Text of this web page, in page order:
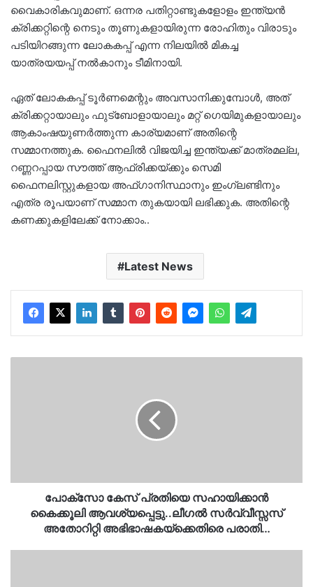
വൈകാരികവുമാണ്. ഒന്നര പതിറ്റാണ്ടുകളോളം ഇന്ത്യൻ
ക്രിക്കറ്റിന്റെ നെടും തൂണുകളായിരുന്ന രോഹിതും വിരാടും
പടിയിറങ്ങുന്ന ലോകകപ്പ് എന്ന നിലയിൽ മികച്ച
യാത്രയയപ്പ് നൽകാനും ടീമിനായി.
ഏത് ലോകകപ്പ് ടൂര്‍ണമെന്റും അവസാനിക്കുമ്പോള്‍, അത്
ക്രിക്കറ്റായാലും ഫുട്‍ബോളായാലും മറ്റ് ഗെയിമുകളായാലും
ആകാംഷയുണര്‍ത്തുന്ന കാര്യമാണ് അതിന്റെ
സമ്മാനത്തുക. ഫൈനലിൽ വിജയിച്ച ഇന്ത്യക്ക് മാത്രമല്ല,
റണ്ണറപ്പായ സൗത്ത് ആഫ്രിക്കയ്ക്കും സെമി
ഫൈനലിസ്റ്റുകളായ അഫ്‌ഗാനിസ്ഥാനും ഇംഗ്ലണ്ടിനും
എത്ര രൂപയാണ് സമ്മാന തുകയായി ലഭിക്കുക. അതിന്റെ
കണക്കുകളിലേക്ക് നോക്കാം..
Latest News
അഭിഭാഷകയ്‌ക്കെതിരെ
പരാതി…പോക്സോ കേസ് പ്രതിയെ സഹായിക്കാൻ
കൈക്കൂലി ആവശ്യപ്പെട്ടു..ലീഗൽ സർവ്വീസ്സസ്
അതോറിറ്റി അഭിഭാഷകയ്‌ക്കെതിരെ പരാതി…